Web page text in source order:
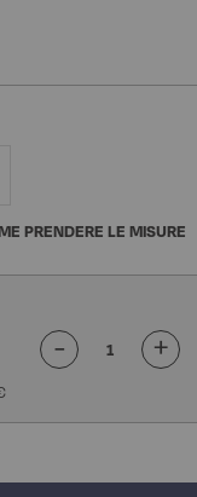
PRENDERE LE MISURE
- +